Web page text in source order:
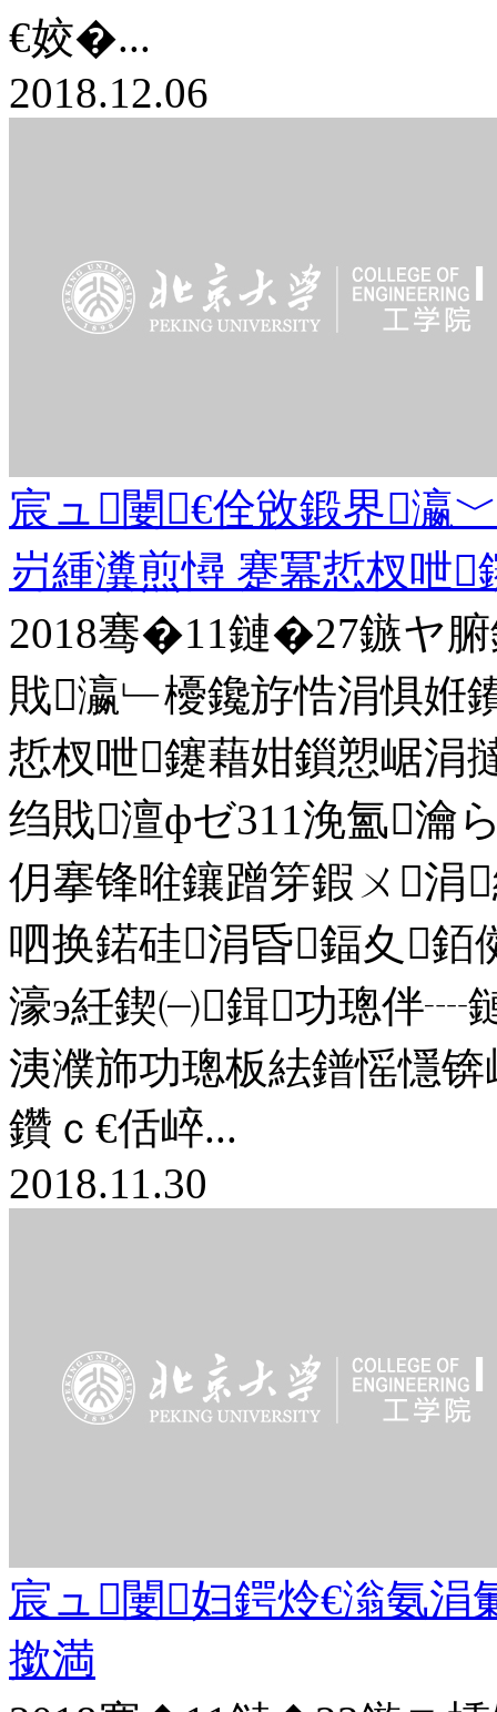
€姣�...
2018.12.06
宸ュ闄€佺敓鍛界瀛
岃緟瀵煎憳 蹇冪悊杈呭
2018骞�11鏈�27鏃ヤ
戝瀛﹂櫌鑱斿悎涓惧姙
悊杈呭鑳藉姏鎻愬崌涓
绉戝澶фゼ311浼氳瀹
仴搴锋暀鑲蹭笌鍜ㄨ涓
呬换鍩硅涓昏鍢夊銆
濠э紝鍥㈠鍓功璁伴┈
洟濮斾功璁板紶鐠愮懚
鑽ｃ€佸崪...
2018.11.30
宸ュ闄妇鍔炩€滃氨涓
撳満